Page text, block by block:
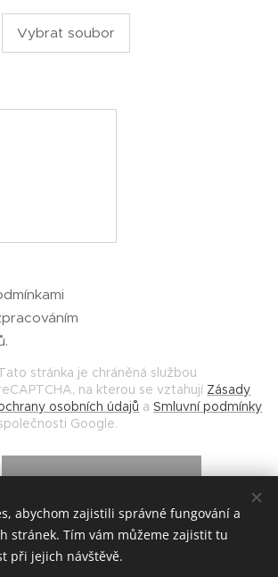
Vybrat soubor
stránka je chráněná službou
na kterou se vztahují Zásady
osobních údajů aSmluvní podmínky
Google.
abychom zajistili správné fungování a
stránek. Tím vám můžeme zajistit tu
při jejich návštěvě.